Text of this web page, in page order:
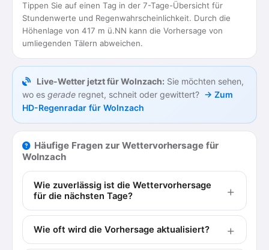
Tippen Sie auf einen Tag in der 7-Tage-Übersicht für
Stundenwerte und Regenwahrscheinlichkeit. Durch die
Höhenlage von 417 m ü.NN kann die Vorhersage von
umliegenden Tälern abweichen.
Live-Wetter jetzt für Wolnzach: Sie möchten sehen,
wo es gerade regnet, schneit oder gewittert? → Zum
HD-Regenradar für Wolnzach
Häufige Fragen zur Wettervorhersage für
Wolnzach
Wie zuverlässig ist die Wettervorhersage
für die nächsten Tage?
Wie oft wird die Vorhersage aktualisiert?